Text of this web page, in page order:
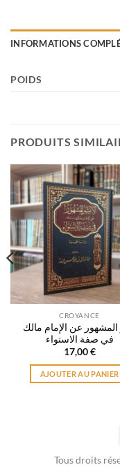
INFORMATIONS
POIDS
PRODUITS
CROYANCE
المشهور عن الإمام مالك
في صفة الاستواء
17,00€
AJOUTER AU PANIER
Tous droits